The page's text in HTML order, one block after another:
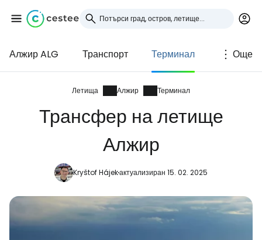
Алжир ALG Транспорт Терминал Още
Летища Алжир Терминал
Трансфер на летище
Алжир
Kryštof Hájekактуализиран 15. 02. 2025
Влезте в Cestee
... световната общност на туристите
Продължете с Google
Продължете с Facebook
Продължете с имейл